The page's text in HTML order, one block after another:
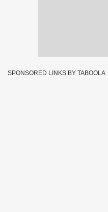
SPONSORED LINKS BY TABOOLA